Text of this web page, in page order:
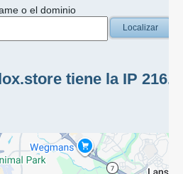
o el dominio
Localizar
tiene la IP